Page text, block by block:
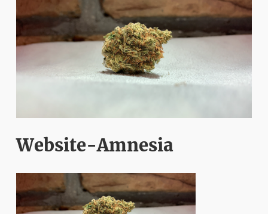
Website-Amnesia